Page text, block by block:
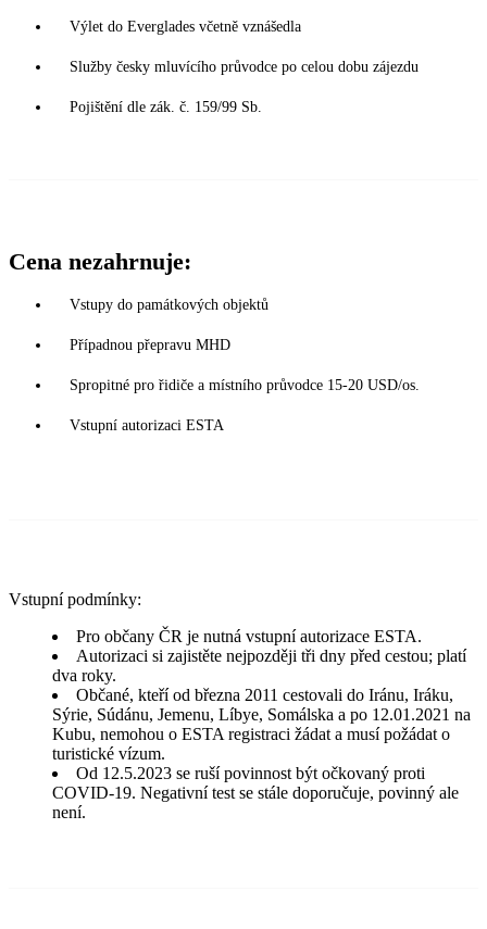
Výlet do Everglades včetně vznášedla
Služby česky mluvícího průvodce po celou dobu zájezdu
Pojištění dle zák. č. 159/99 Sb.
Cena nezahrnuje:
Vstupy do památkových objektů
Případnou přepravu MHD
Spropitné pro řidiče a místního průvodce 15-20 USD/os.
Vstupní autorizaci ESTA
Vstupní podmínky:
Pro občany ČR je nutná vstupní autorizace ESTA.
Autorizaci si zajistěte nejpozději tři dny před cestou; platí
dva roky.
Občané, kteří od března 2011 cestovali do Iránu, Iráku,
Sýrie, Súdánu, Jemenu, Líbye, Somálska a po 12.01.2021 na
Kubu, nemohou o ESTA registraci žádat a musí požádat o
turistické vízum.
Od 12.5.2023 se ruší povinnost být očkovaný proti
COVID-19. Negativní test se stále doporučuje, povinný ale
není.